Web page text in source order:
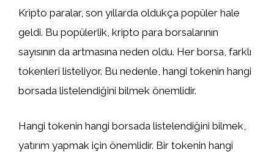
Kripto paralar, son yıllarda oldukça popüler hale
geldi. Bu popülerlik, kripto para borsalarının
sayısının da artmasına neden oldu. Her borsa, farklı
tokenleri listeliyor. Bu nedenle, hangi tokenin hangi
borsada listelendiğini bilmek önemlidir.
Hangi tokenin hangi borsada listelendiğini bilmek,
yatırım yapmak için önemlidir. Bir tokenin hangi